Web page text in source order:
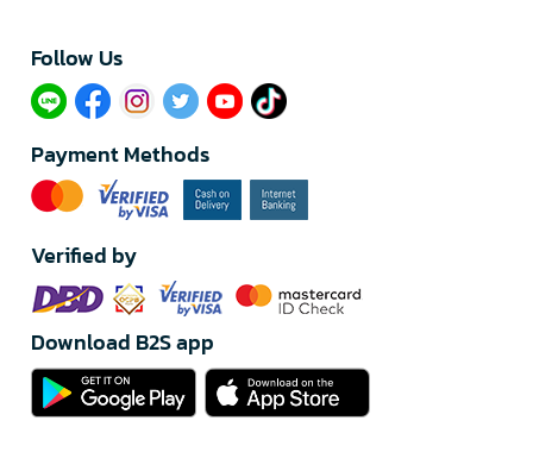
Follow Us​
Payment Methods
Verified by
Download B2S app